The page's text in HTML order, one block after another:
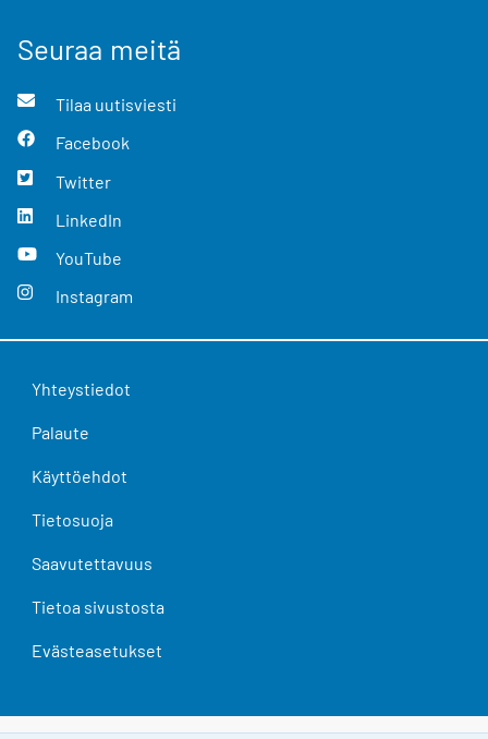
Seuraa meitä
Tilaa uutisviesti
Facebook
Twitter
LinkedIn
YouTube
Instagram
Yhteystiedot
Palaute
Käyttöehdot
Tietosuoja
Saavutettavuus
Tietoa sivustosta
Evästeasetukset